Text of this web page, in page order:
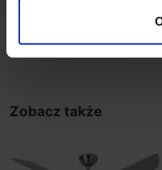
Szczegóły produktu
Zobacz także